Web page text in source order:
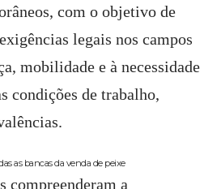
com o objetivo de
legais nos campos
mobilidade e à necessidade
condições de trabalho,
as bancas da venda de peixe
compreenderam a